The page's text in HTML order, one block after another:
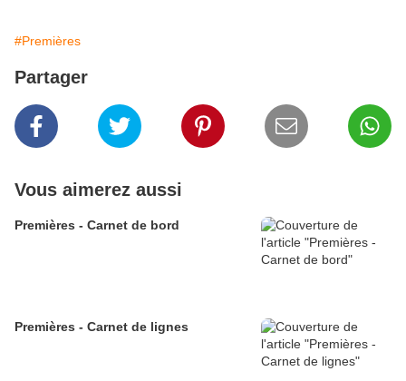
#Premières
Partager
Vous aimerez aussi
Premières - Carnet de bord
Premières - Carnet de lignes